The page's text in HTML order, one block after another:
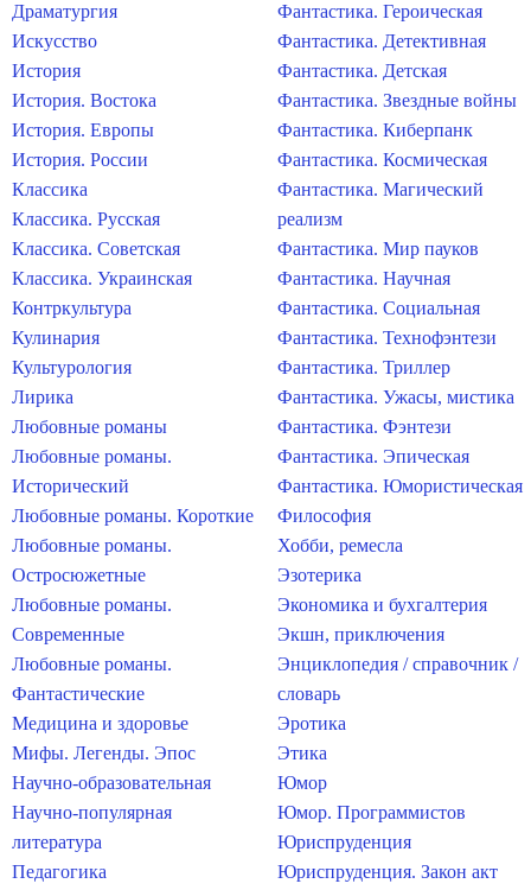
Драматургия
Искусство
История
История. Востока
История. Европы
История. России
Классика
Классика. Русская
Классика. Советская
Классика. Украинская
Контркультура
Кулинария
Культурология
Лирика
Любовные романы
Любовные романы.
Исторический
Любовные романы. Короткие
Любовные романы.
Остросюжетные
Любовные романы.
Современные
Любовные романы.
Фантастические
Медицина и здоровье
Мифы. Легенды. Эпос
Научно-образовательная
Научно-популярная
литература
Педагогика
Фантастика. Героическая
Фантастика. Детективная
Фантастика. Детская
Фантастика. Звездные войны
Фантастика. Киберпанк
Фантастика. Космическая
Фантастика. Магический
реализм
Фантастика. Мир пауков
Фантастика. Научная
Фантастика. Социальная
Фантастика. Технофэнтези
Фантастика. Триллер
Фантастика. Ужасы, мистика
Фантастика. Фэнтези
Фантастика. Эпическая
Фантастика. Юмористическая
Философия
Хобби, ремесла
Эзотерика
Экономика и бухгалтерия
Экшн, приключения
Энциклопедия / справочник /
словарь
Эротика
Этика
Юмор
Юмор. Программистов
Юриспруденция
Юриспруденция. Закон акт